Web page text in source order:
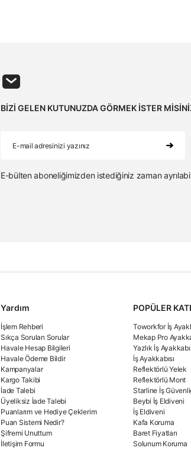
BİZİ GELEN KUTUNUZDA GÖRMEK İSTER
E-bülten aboneliğimizden istediğiniz zaman
Yardım
İşlem Rehberi
Sıkça Sorulan Sorular
Havale Hesap Bilgileri
Havale Ödeme Bildir
Kampanyalar
Kargo Takibi
İade Talebi
Üyeliksiz İade Talebi
Puanlarım ve Hediye Çeklerim
Puan Sistemi Nedir?
Şifremi Unuttum
İletişim Formu
POPÜLER
Toworkfor İş
Mekap Pro
Yazlık İş
İş Ayakkabısı
Reflektörlü Yelek
Reflektörlü Mont
Starline İş
Beybi İş Eldiveni
İş Eldiveni
Kafa Koruma
Baret Fiyatları
Solunum Koruma